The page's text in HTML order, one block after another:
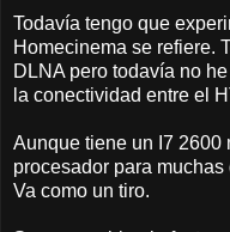
Todavía tengo que
Homecinema se refiere.
DLNA pero todavía no
la conectividad entre el
Aunque tiene un I7 2600
procesador para
Va como un tiro.